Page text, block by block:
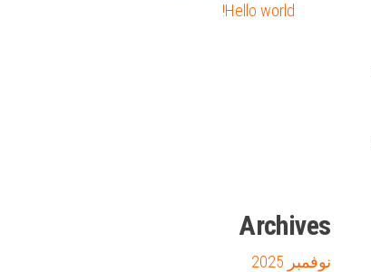
Hello world!
Archives
نوفمبر 2025